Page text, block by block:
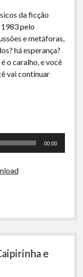
da ficção
pelo
e metáforas,
há esperança?
o caralho, e você
vai continuar
00:00
e